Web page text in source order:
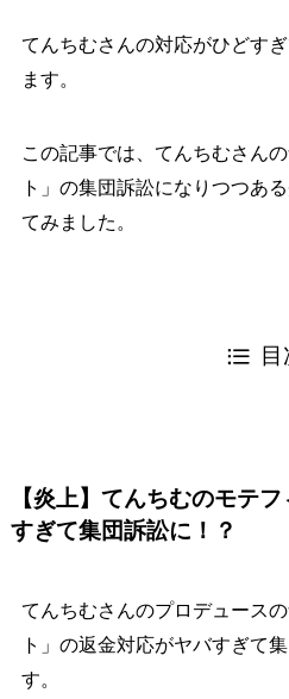
てんちむさんの対応がひどす
ます。
この記事では、てんちむさん
ト」の集団訴訟になりつつあ
てみました。
目
【炎上】てんちむのモテ
すぎて集団訴訟に！？
てんちむさんのプロデュース
ト」の返金対応がヤバすぎて
す。